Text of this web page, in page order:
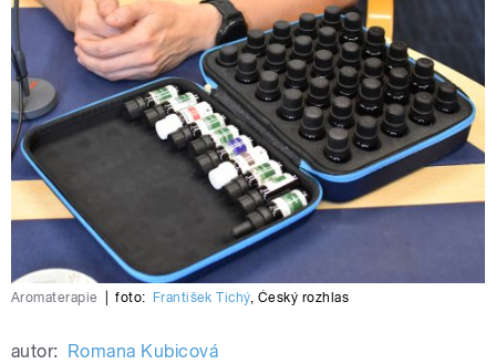
Aromaterapie foto: František Tichý, Český rozhlas
autor: Romana Kubicová